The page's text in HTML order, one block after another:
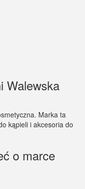
Walewska
Marka ta
kąpieli i akcesoria do
o marce